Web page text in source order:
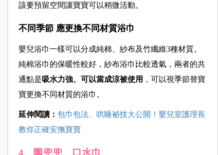
該要預留空間讓寶寶可以稍微活動。
不同季節 應更換不同材質浴巾
嬰兒浴巾一樣可以分成純棉、紗布及竹纖維3種材質。
純棉浴巾的保暖性較好，紗布浴巾比較透氣，兩者的共
通點是吸水力強、可以當成涼被使用 ，可以視季節替寶
寶更換不同材質的浴巾。
延伸閱讀： 包巾包法、哄睡祕技大公開！嬰兒室護理長
教你正確安撫寶寶
4、圍兜兜、口水巾